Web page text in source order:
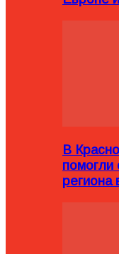
В
помогли
региона